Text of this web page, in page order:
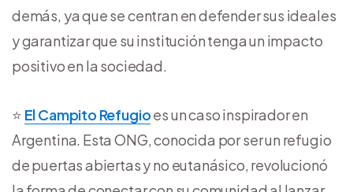
demás, ya que se centran en defender sus ideales
y garantizar que su institución tenga un impacto
positivo en la sociedad.
⭐ El Campito Refugioes un caso inspirador en
Argentina. Esta ONG, conocida por ser un refugio
de puertas abiertas y no eutanásico, revolucionó